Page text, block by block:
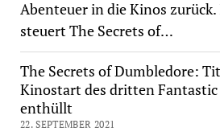
Abenteuer in die Kinos
steuert The Secrets of…
The Secrets of Dumbledore:
Kinostart des dritten
enthüllt
22. SEPTEMBER 2021